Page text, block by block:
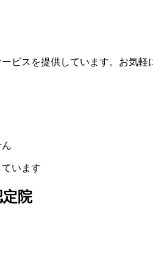
ビスを提供しています。お気軽
います
院